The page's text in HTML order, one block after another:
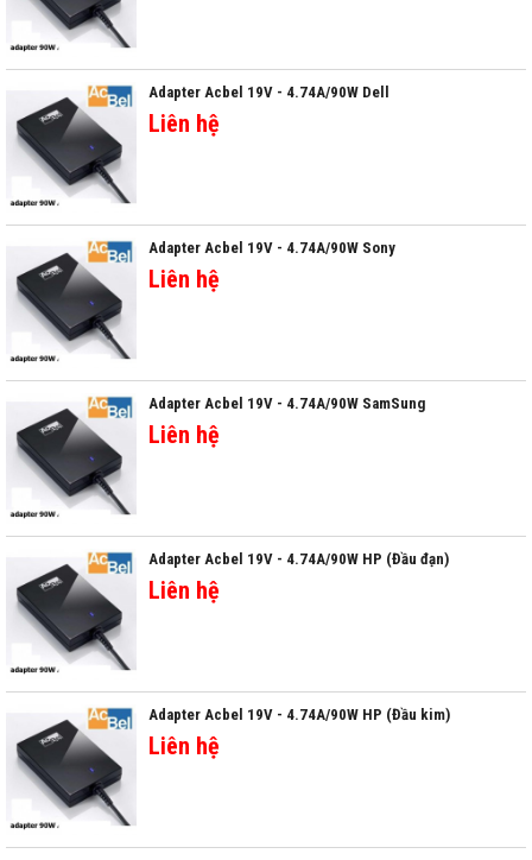
Adapter Acbel 19V - 4.74A/90W Dell
Liên hệ
Adapter Acbel 19V - 4.74A/90W Sony
Liên hệ
Adapter Acbel 19V - 4.74A/90W SamSung
Liên hệ
Adapter Acbel 19V - 4.74A/90W HP (Đầu đạn)
Liên hệ
Adapter Acbel 19V - 4.74A/90W HP (Đầu kim)
Liên hệ